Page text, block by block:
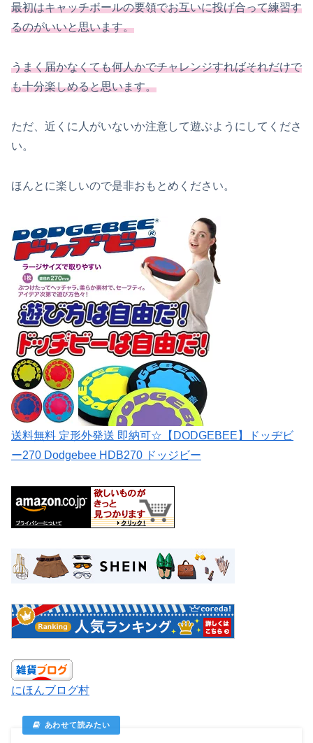
最初はキャッチボールの要領でお互いに投げ合って練習す
るのがいいと思います。
うまく届かなくても何人かでチャレンジすればそれだけで
も十分楽しめると思います。
ただ、近くに人がいないか注意して遊ぶようにしてくださ
い。
ほんとに楽しいので是非おもとめください。
送料無料 定形外発送 即納可☆【DODGEBEE】ドッヂビ
ー270 Dodgebee HDB270 ドッジビー
にほんブログ村